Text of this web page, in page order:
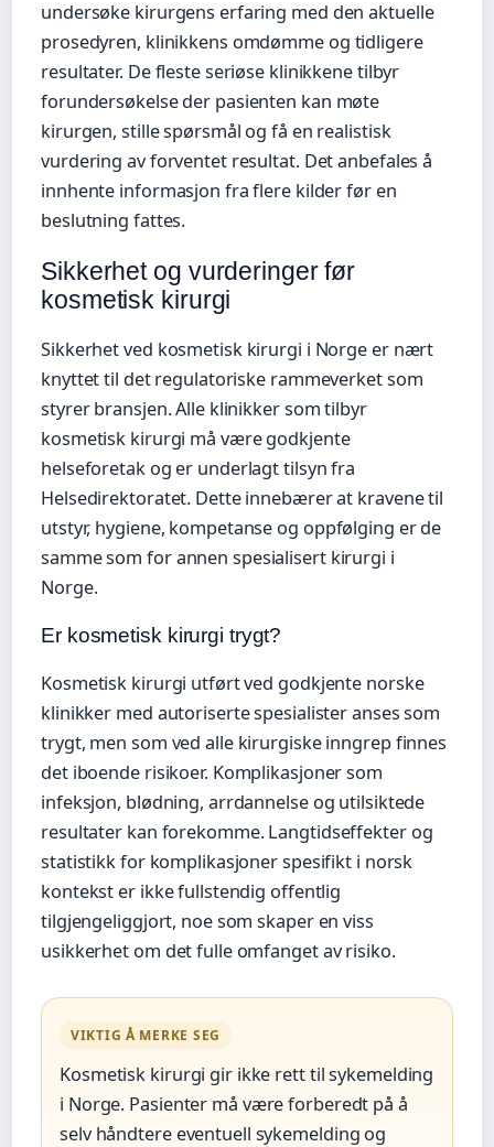
undersøke kirurgens erfaring med den aktuelle
prosedyren, klinikkens omdømme og tidligere
resultater. De fleste seriøse klinikkene tilbyr
forundersøkelse der pasienten kan møte
kirurgen, stille spørsmål og få en realistisk
vurdering av forventet resultat. Det anbefales å
innhente informasjon fra flere kilder før en
beslutning fattes.
Sikkerhet og vurderinger før
kosmetisk kirurgi
Sikkerhet ved kosmetisk kirurgi i Norge er nært
knyttet til det regulatoriske rammeverket som
styrer bransjen. Alle klinikker som tilbyr
kosmetisk kirurgi må være godkjente
helseforetak og er underlagt tilsyn fra
Helsedirektoratet. Dette innebærer at kravene til
utstyr, hygiene, kompetanse og oppfølging er de
samme som for annen spesialisert kirurgi i
Norge.
Er kosmetisk kirurgi trygt?
Kosmetisk kirurgi utført ved godkjente norske
klinikker med autoriserte spesialister anses som
trygt, men som ved alle kirurgiske inngrep finnes
det iboende risikoer. Komplikasjoner som
infeksjon, blødning, arrdannelse og utilsiktede
resultater kan forekomme. Langtidseffekter og
statistikk for komplikasjoner spesifikt i norsk
kontekst er ikke fullstendig offentlig
tilgjengeliggjort, noe som skaper en viss
usikkerhet om det fulle omfanget av risiko.
VIKTIG Å MERKE SEG
Kosmetisk kirurgi gir ikke rett til sykemelding
i Norge. Pasienter må være forberedt på å
selv håndtere eventuell sykemelding og